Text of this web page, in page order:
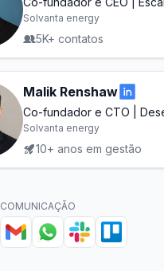
limpa para um futuro
Solvanta energy
5K+ contatos
Malik Renshaw
Co-fundador e CTO |
ferramentas de nova
colaboração remota
Solvanta energy
10+ anos em gestão
COMUNICAÇÃO